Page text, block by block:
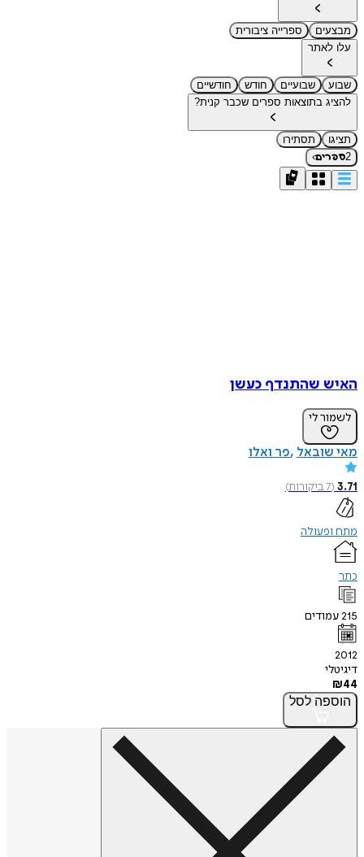
מבצעים
ספרייה ציבורית
עלו לאתר
שבוע שבועיים חודש
חודשיים
להציג בתוצאות ספרים שכבר קנית?
תציגו
תסתירו
2ספרים›
האיש שהתנדף כעשן
לשמור לי
מאי שובאל פר ואלו
3.71
(
7ביקורות)
מתח ופעולה
כתר
215עמודים
2012
דיגיטלי
₪44
הוספה לסל